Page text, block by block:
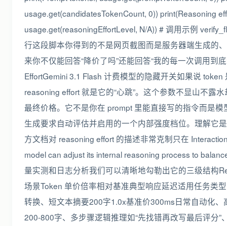
usage.get(candidatesTokenCount, 0)) print(Reasoning
usage.get(reasoningEffortLevel, N/A)) # 调用示例
行这段脚本你得到的不是网页截图而是服务器端生成的
来你不仅能回答“降价了吗”还能回答“我的每一次调用到
EffortGemini 3.1 Flash 计费模型的隐藏开关如果说 token
reasoning effort 就是它的“心跳”。这个参数不显山不露
最终价格。它不是你在 prompt 里能直接写的指令而是
生成要求自动评估并启用的一个内部强度档位。理解它
方文档对 reasoning effort 的描述非常克制只在
model can adjust its internal reasoning process to
量实测和日志分析我们可以清晰地勾勒出它的三级结构
场景Token 单价倍率相对基准典型响应延迟适用任务类
转换、短文本摘要200字1.0x基准价300ms日常自动化
200-800字、多步骤逻辑推理如“先找错再改写最后评分